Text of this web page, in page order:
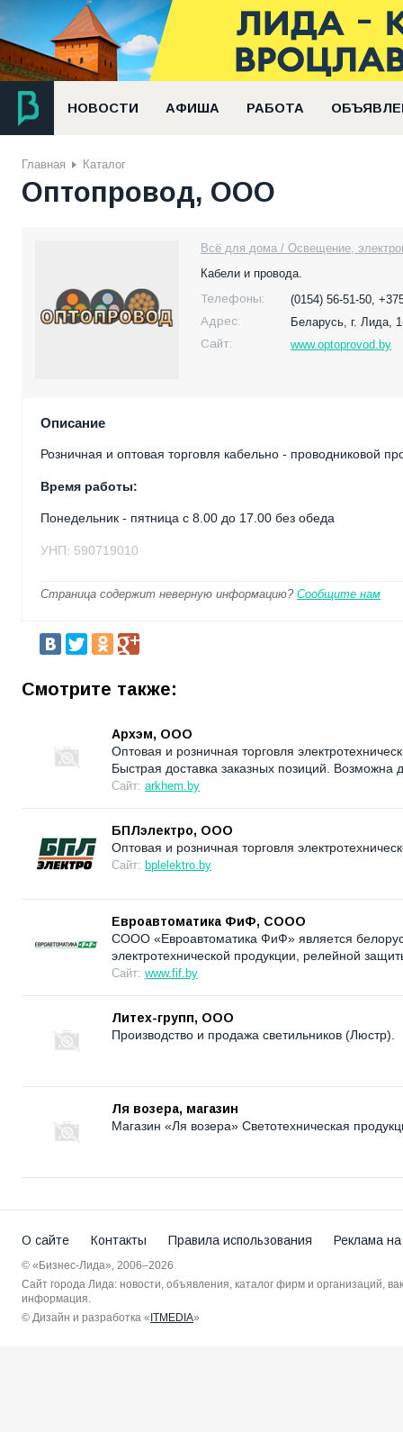
НОВОСТИ АФИША РАБОТА
Главная Каталог
Оптопровод, ООО
Всё для дома / Освещение,
Кабели и провода.
Телефоны:
(0154) 56-51-50,
Адрес:
Беларусь, г. Лида,
Сайт:
www.optoprovod.by
Описание
Розничная и оптовая торговля кабельно - проводниковой
Время работы:
Понедельник - пятница с 8.00 до 17.00 без обеда
УНП: 590719010
Страница содержит неверную информацию? Сообщите нам
Смотрите также:
Архэм, ООО
Оптовая и розничная торговля
Быстрая доставка заказных позиций.
Сайт: arkhem.by
БПЛэлектро, ООО
Оптовая и розничная торговля
Сайт: bplelektro.by
Евроавтоматика ФиФ, СООО
СООО «Евроавтоматика ФиФ» является
электротехнической продукции, релейной
Сайт: www.fif.by
Литех-групп, ООО
Производство и продажа светильников (Люстр).
Ля возера, магазин
Магазин «Ля возера» Светотехническая
О сайте Контакты Правила использования Реклама
© «Бизнес-Лида», 2006–2026
Сайт города Лида: новости, объявления, каталог фирм и организаций,
информация.
© Дизайн и разработка « ITMEDIA»